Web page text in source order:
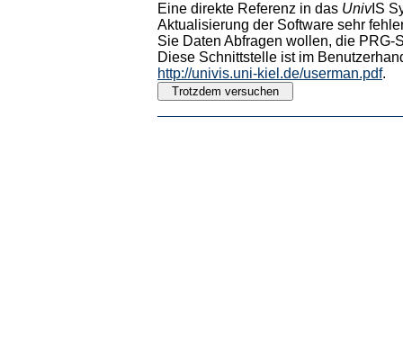
Eine direkte Referenz in das UnivIS
Aktualisierung der Software sehr
Sie Daten Abfragen wollen, die PRG-
Diese Schnittstelle ist im
http://univis.uni-kiel.de/userman.pdf.